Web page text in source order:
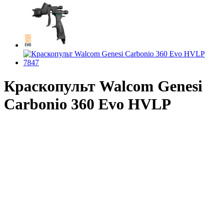
Краскопульт Walcom Genesi
Carbonio 360 Evo HVLP